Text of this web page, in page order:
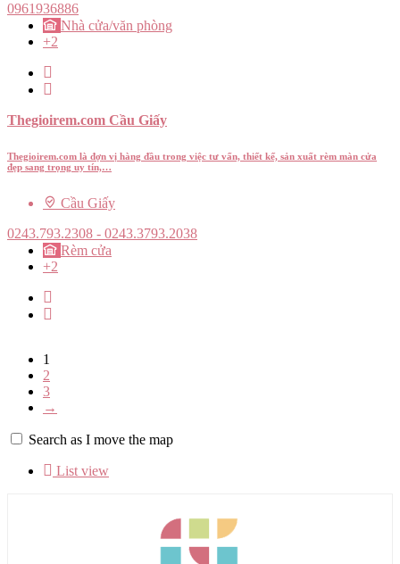
0961936886
Nhà cửa/văn phòng
+2
Thegioirem.com Cầu Giấy
Thegioirem.com là đợn vị hàng đầu trong việc tư vấn, thiết kế, sản xuất rèm màn cửa
đẹp sang trọng uy tín,…
Cầu Giấy
0243.793.2308 - 0243.3793.2038
Rèm cửa
+2
1
2
3
→
Search as I move the map
List view